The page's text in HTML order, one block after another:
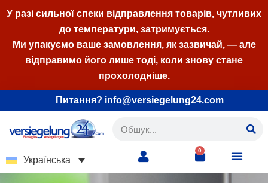
до
вмісту
У разі сильної спеки відправлення товарів, чутливих
до температури, затримується.
Ми упакуємо ваше замовлення, як зазвичай, — але
відправимо його лише тоді, коли знову стане
прохолодніше.
Питання? info@versiegelung24.com
Українська
0